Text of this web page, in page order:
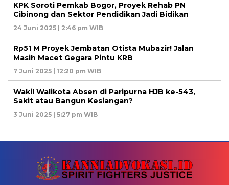
KPK Soroti Pemkab Bogor, Proyek Rehab PN
Cibinong dan Sektor Pendidikan Jadi Bidikan
24 Juni 2025 | 2:46 pm WIB
Rp51 M Proyek Jembatan Otista Mubazir! Jalan
Masih Macet Gegara Pintu KRB
7 Juni 2025 | 12:20 pm WIB
Wakil Walikota Absen di Paripurna HJB ke-543,
Sakit atau Bangun Kesiangan?
3 Juni 2025 | 5:27 pm WIB